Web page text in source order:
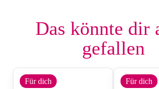
Das könnte dir
gefallen
Für dich Für dich